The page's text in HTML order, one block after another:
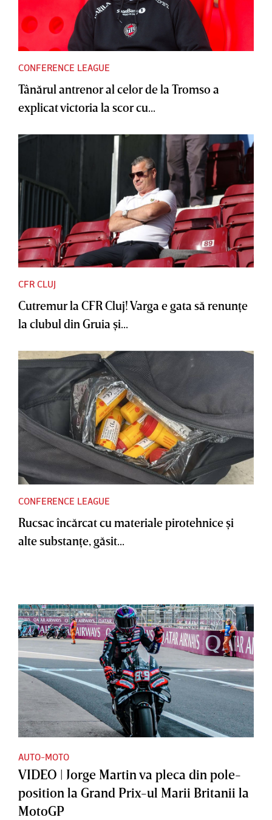
CONFERENCE LEAGUE
Tânărul antrenor al celor de la Tromso a
explicat victoria la scor cu...
CFR CLUJ
Cutremur la CFR Cluj! Varga e gata să renunţe
la clubul din Gruia şi...
CONFERENCE LEAGUE
Rucsac încărcat cu materiale pirotehnice şi
alte substanţe, găsit...
AUTO-MOTO
VIDEO | Jorge Martin va pleca din pole-
position la Grand Prix-ul Marii Britanii la
MotoGP